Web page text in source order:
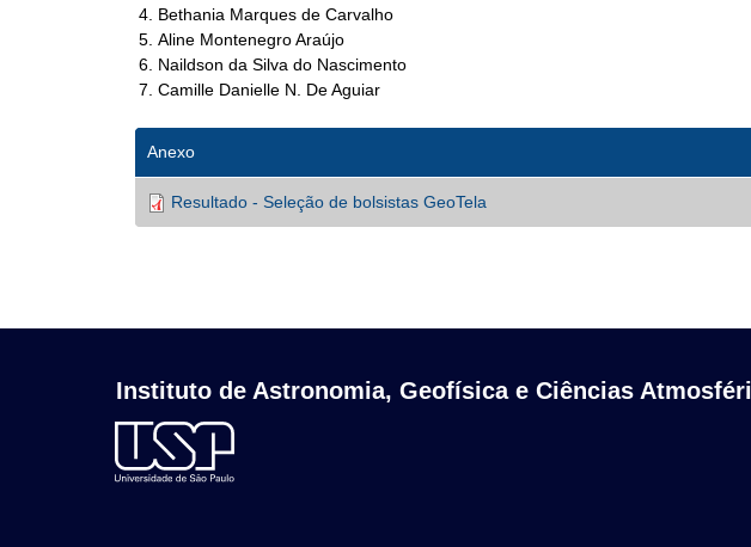
Bethania Marques de Carvalho
Aline Montenegro Araújo
Naildson da Silva do Nascimento
Camille Danielle N. De Aguiar
Anexo
Resultado - Seleção de bolsistas GeoTela
Instituto de Astronomia, Geofísica e Ciências